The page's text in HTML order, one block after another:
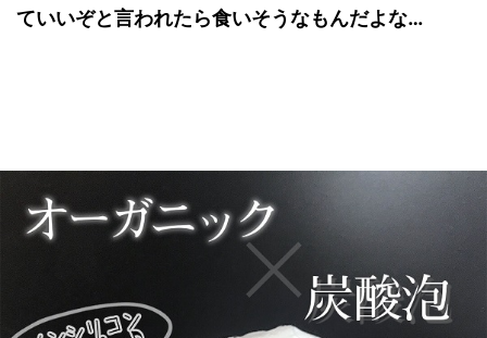
ていいぞと言われたら食いそうなもんだよな…